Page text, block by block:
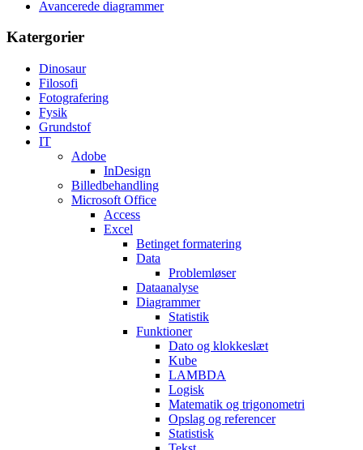
Avancerede diagrammer
Katergorier
Dinosaur
Filosofi
Fotografering
Fysik
Grundstof
IT
Adobe
InDesign
Billedbehandling
Microsoft Office
Access
Excel
Betinget formatering
Data
Problemløser
Dataanalyse
Diagrammer
Statistik
Funktioner
Dato og klokkeslæt
Kube
LAMBDA
Logisk
Matematik og trigonometri
Opslag og referencer
Statistisk